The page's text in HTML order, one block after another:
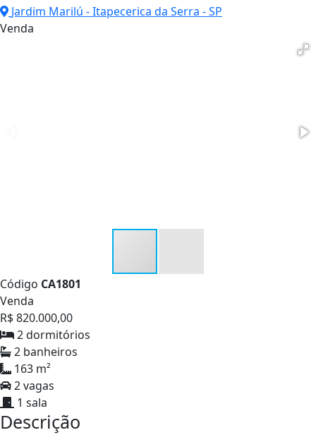
Jardim Marilú - Itapecerica da Serra - SP
Venda
Código CA1801
Venda
R$ 820.000,00
2 dormitórios
2 banheiros
163 m²
2 vagas
1 sala
Descrição